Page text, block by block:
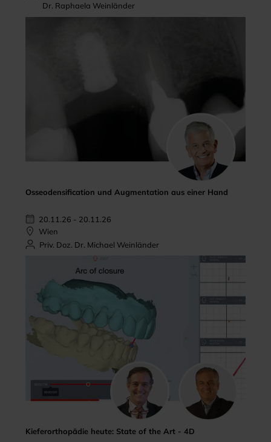
Dr. Raphaela Weinländer
Osseodensification und Augmentation aus einer Hand
20.11.26 - 20.11.26
Wien
Priv. Doz. Dr. Michael Weinländer
Kieferorthopädie heute: State of the Art - 4D